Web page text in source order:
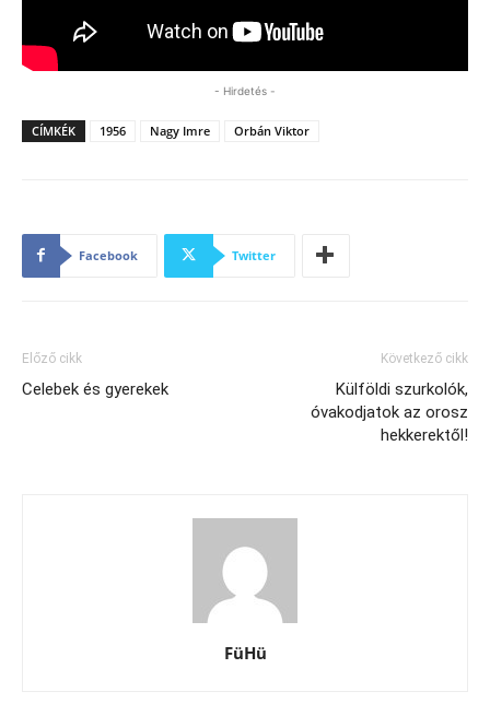
- Hirdetés -
CÍMKÉK 1956 Nagy Imre Orbán Viktor
Facebook Twitter
Előző cikk
Celebek és gyerekek
Következő cikk
Külföldi szurkolók,
óvakodjatok az orosz
hekkerektől!
FüHü